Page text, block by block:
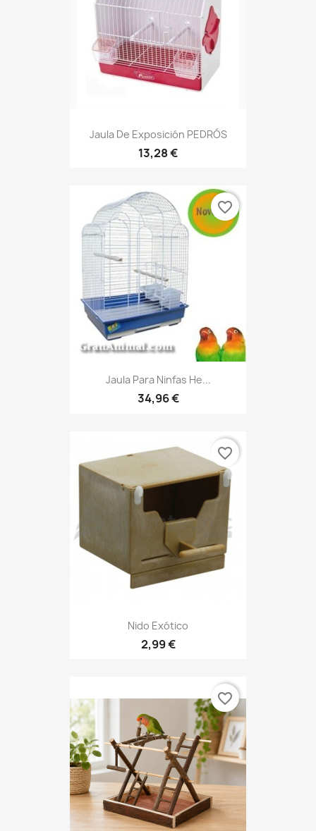
Jaula De Exposición PEDRÓS
13,28 €
Jaula Para Ninfas He...
34,96 €
favorite_border
Nido Exótico
2,99 €
favorite_border
favorite_border